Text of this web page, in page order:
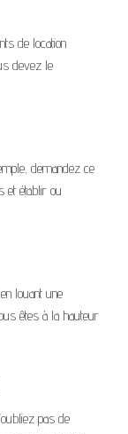
de location
devez le
demandez ce
et établir ou
louant une
êtes à la hauteur
pas de